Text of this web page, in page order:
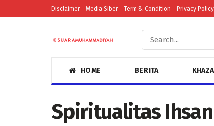
Disclaimer Media Siber Term & Condition Privacy Policy
HOME BERITA
Spiritualitas